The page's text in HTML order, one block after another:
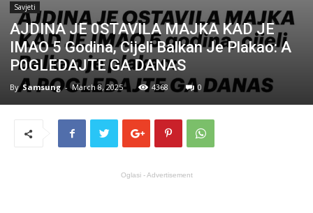
Savjeti
AJDINA JE 0STAVILA MAJKA KAD JE
IMAO 5 Godina, Cijeli Balkan Je Plakao: A
P0GLEDAJTE GA DANAS
By Samsung - March 8, 2025 4368 0
Oglasi - Advertisement